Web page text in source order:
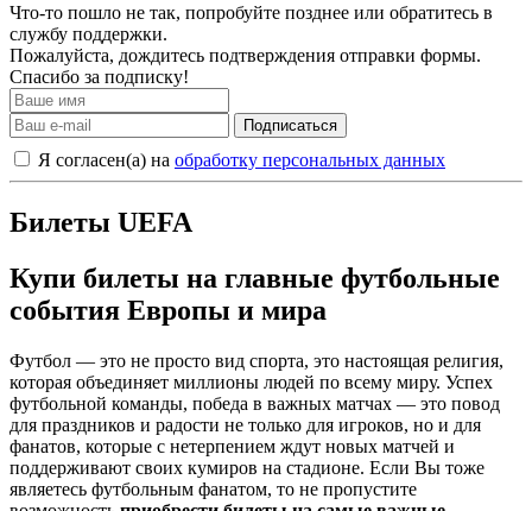
Что-то пошло не так, попробуйте позднее или обратитесь в
службу поддержки.
Пожалуйста, дождитесь подтверждения отправки формы.
Спасибо за подписку!
Подписаться
Я согласен(а) на обработку персональных данных
Билеты UEFA
Купи билеты на главные футбольные
события Европы и мира
Футбол — это не просто вид спорта, это настоящая религия,
которая объединяет миллионы людей по всему миру. Успех
футбольной команды, победа в важных матчах — это повод
для праздников и радости не только для игроков, но и для
фанатов, которые с нетерпением ждут новых матчей и
поддерживают своих кумиров на стадионе. Если Вы тоже
являетесь футбольным фанатом, то не пропустите